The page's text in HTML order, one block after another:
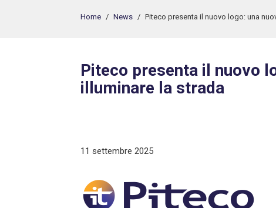
Home / News / Piteco presenta il nuovo logo: una
Piteco presenta il nuovo
illuminare la strada
11 settembre 2025